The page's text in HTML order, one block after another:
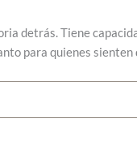
detrás. Tiene
para quienes